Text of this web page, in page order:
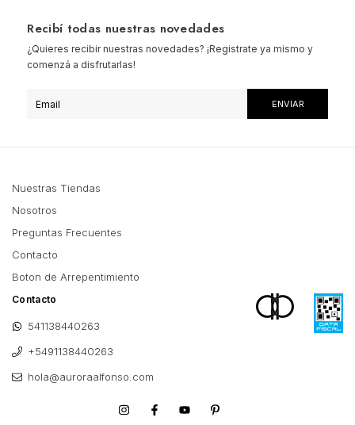
Recibí todas nuestras novedades
¿Quieres recibir nuestras novedades? ¡Registrate ya mismo y
comenzá a disfrutarlas!
Nuestras Tiendas
Nosotros
Preguntas Frecuentes
Contacto
Boton de Arrepentimiento
Contacto
541138440263
+5491138440263
hola@auroraalfonso.com